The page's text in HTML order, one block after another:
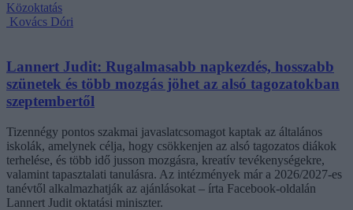
Közoktatás
Kovács Dóri
Lannert Judit: Rugalmasabb napkezdés, hosszabb
szünetek és több mozgás jöhet az alsó tagozatokban
szeptembertől
Tizennégy pontos szakmai javaslatcsomagot kaptak az általános
iskolák, amelynek célja, hogy csökkenjen az alsó tagozatos diákok
terhelése, és több idő jusson mozgásra, kreatív tevékenységekre,
valamint tapasztalati tanulásra. Az intézmények már a 2026/2027-es
tanévtől alkalmazhatják az ajánlásokat – írta Facebook-oldalán
Lannert Judit oktatási miniszter.